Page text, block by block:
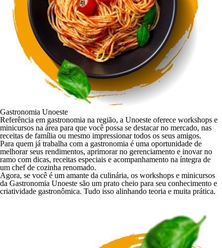
Gastronomia Unoeste
Referência em gastronomia na região, a Unoeste oferece workshops e
minicursos na área para que você possa se destacar no mercado, nas
receitas de família ou mesmo impressionar todos os seus amigos.
Para quem já trabalha com a gastronomia é uma oportunidade de
melhorar seus rendimentos, aprimorar no gerenciamento e inovar no
ramo com dicas, receitas especiais e acompanhamento na íntegra de
um chef de cozinha renomado.
Agora, se você é um amante da culinária, os workshops e minicursos
da Gastronomia Unoeste são um prato cheio para seu conhecimento e
criatividade gastronômica. Tudo isso alinhando teoria e muita prática.